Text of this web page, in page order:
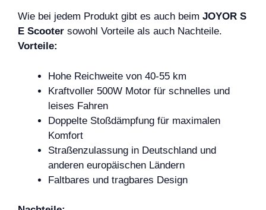
Wie bei jedem Produkt gibt es auch beim JOYOR S
E Scooter sowohl Vorteile als auch Nachteile.
Vorteile:
Hohe Reichweite von 40-55 km
Kraftvoller 500W Motor für schnelles und
leises Fahren
Doppelte Stoßdämpfung für maximalen
Komfort
Straßenzulassung in Deutschland und
anderen europäischen Ländern
Faltbares und tragbares Design